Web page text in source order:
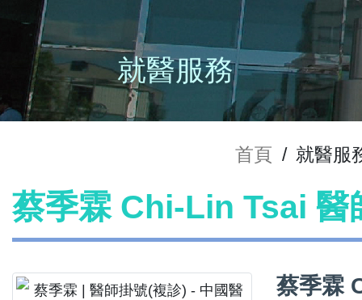
就醫服務
首頁 / 就醫服
蔡季霖 Chi-Lin Tsai 醫
蔡季霖